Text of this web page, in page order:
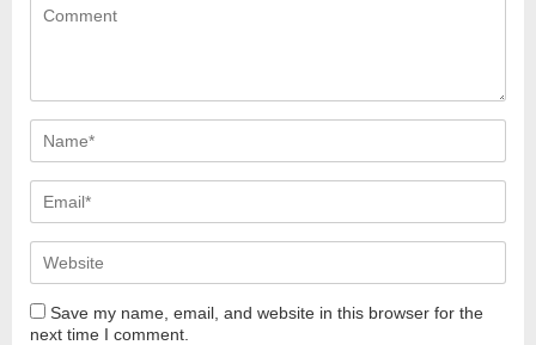
Save my name, email, and website in this browser for the
next time I comment.